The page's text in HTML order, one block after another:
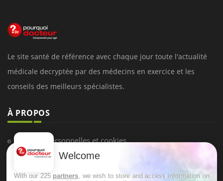
Le site santé de référence avec chaque jour toute l'actualité
médicale decryptée par des médecins en exercice et les
conseils des meilleurs spécialistes.
À PROPOS
Données personnelles et cookies
Qui sommes-nous
Conditions d'utilisation
Welcome
With our 225 partners , we wish to store and access information on